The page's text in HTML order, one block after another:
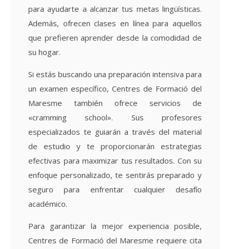
para ayudarte a alcanzar tus metas lingüísticas.
Además, ofrecen clases en línea para aquellos
que prefieren aprender desde la comodidad de
su hogar.
Si estás buscando una preparación intensiva para
un examen específico, Centres de Formació del
Maresme también ofrece servicios de
«cramming school». Sus profesores
especializados te guiarán a través del material
de estudio y te proporcionarán estrategias
efectivas para maximizar tus resultados. Con su
enfoque personalizado, te sentirás preparado y
seguro para enfrentar cualquier desafío
académico.
Para garantizar la mejor experiencia posible,
Centres de Formació del Maresme requiere cita